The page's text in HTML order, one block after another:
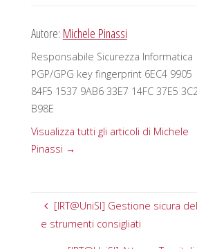
Autore: Michele Pinassi
Responsabile Sicurezza Informatica
PGP/GPG key fingerprint 6EC4 9905
84F5 1537 9AB6 33E7 14FC 37E5
B98E
Visualizza tutti gli articoli di Michele
Pinassi →
[IRT@UniSI] Gestione sicura
e strumenti consigliati